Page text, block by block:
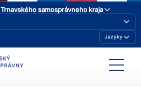
Trnavského samosprávneho kraja
Jazyky